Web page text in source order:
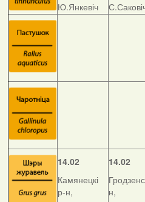
Ю.Янкевіч
14.02
Камянецкі
р-н,
14.02
н,